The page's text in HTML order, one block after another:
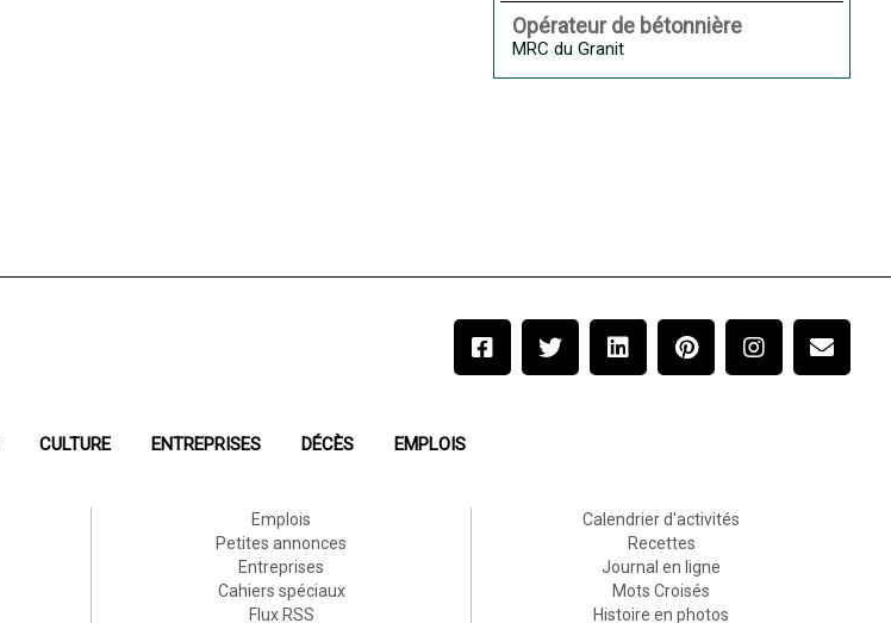
Opérateur de bétonnière
MRC du Granit
CULTURE ENTREPRISES DÉCÈS EMPLOIS
Emplois
Petites annonces
Entreprises
Cahiers spéciaux
Flux RSS
Calendrier d'activités
Recettes
Journal en ligne
Mots Croisés
Histoire en photos